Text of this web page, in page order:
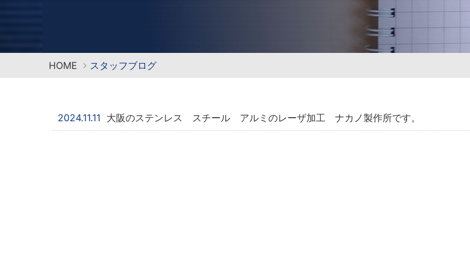
HOME スタッフブログ
2024.11.11 大阪のステンレス スチール アルミのレーザ加工 ナカノ製作所です。